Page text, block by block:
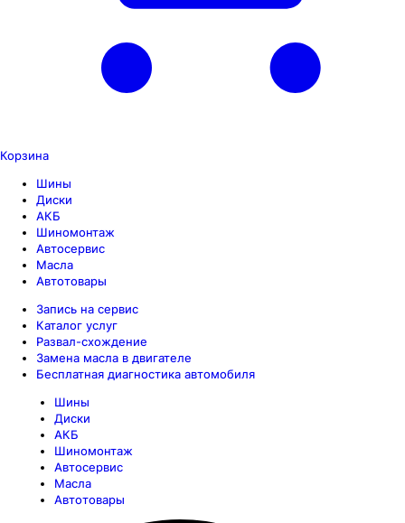
Корзина
Шины
Диски
АКБ
Шиномонтаж
Автосервис
Масла
Автотовары
Запись на сервис
Каталог услуг
Развал-схождение
Замена масла в двигателе
Бесплатная диагностика автомобиля
Шины
Диски
АКБ
Шиномонтаж
Автосервис
Масла
Автотовары